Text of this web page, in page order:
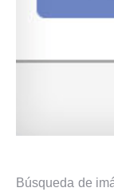
Búsqueda de